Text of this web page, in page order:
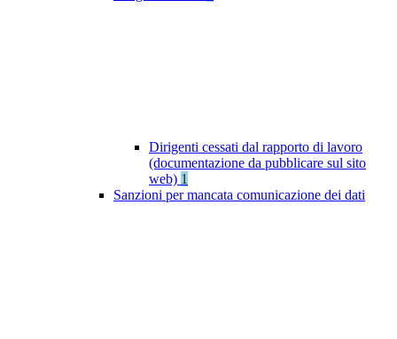
Dirigenti cessati dal rapporto di lavoro
(documentazione da pubblicare sul sito
web) 1
Sanzioni per mancata comunicazione dei dati